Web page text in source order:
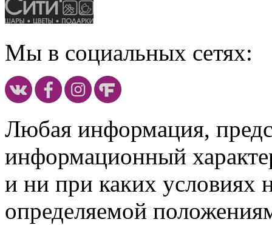
Мы в социальных сетях:
Любая информация,
информационный
и ни при каких условиях
определяемой